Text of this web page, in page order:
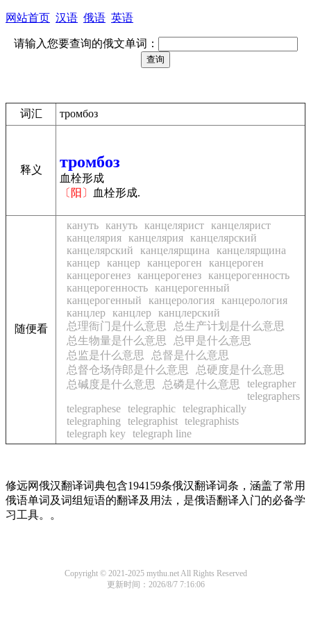
网站首页 汉语 俄语 英语
请输入您要查询的俄文单词：
词汇 тромбоз
释义 тромбоз
血栓形成
〔阳〕
血栓形成.
随便看
кануть кануть канцелярист канцелярист
канцелярия канцелярия канцелярский
канцелярский
канцелярщина
канцелярщина
канцер канцер канцероген
канцероген
канцерогенез канцерогенез канцерогенность
канцерогенность канцерогенный
канцерогенный
канцерология канцерология
канцлер канцлер канцлерский
总理衙门是什么意思
总生产计划是什么意思
总生物量是什么意思
总甲是什么意思
总监是什么意思
总督是什么意思
总督仓场侍郎是什么意思
总硬度是什么意思
总碱度是什么意思
总磷是什么意思
telegrapher
telegraphers
telegraphese telegraphic telegraphically
telegraphing
telegraphist telegraphists
telegraph key telegraph line
修远网俄汉翻译词典包含194159条俄汉翻译词条，涵盖了常用
俄语单词及词组短语的翻译及用法，是俄语翻译入门的必备学
习工具。。
Copyright © 2021-2025 mythu.net All Rights Reserved
更新时间：2026/8/7 7:16:06